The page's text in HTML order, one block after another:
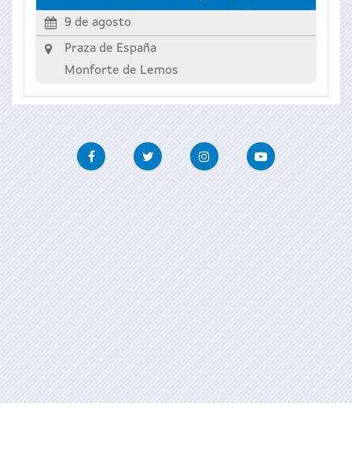
9 de agosto
Praza de España
Monforte de Lemos
FacebookTwitter InstagramYoutube